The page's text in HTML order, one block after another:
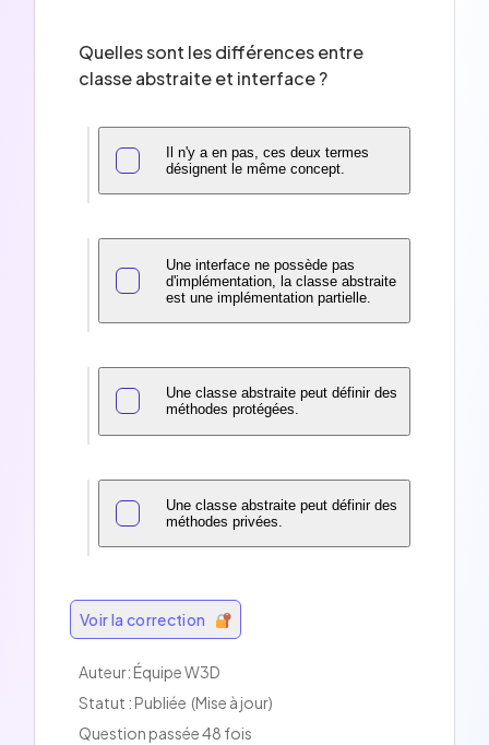
Quelles sont les différences entre
classe abstraite et interface ?
Il n'y a en pas, ces deux termes
désignent le même concept.
Une interface ne possède pas
d'implémentation, la classe abstraite
est une implémentation partielle.
Une classe abstraite peut définir des
méthodes protégées.
Une classe abstraite peut définir des
méthodes privées.
Voir la correction
Auteur: Équipe W3D
Statut : Publiée (Mise à jour)
Question passée 48 fois